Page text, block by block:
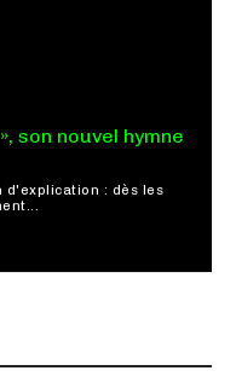
son nouvel hymne
d'explication : dès les